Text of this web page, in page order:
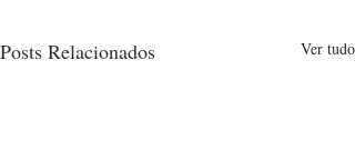
Posts Relacionados Ver tudo